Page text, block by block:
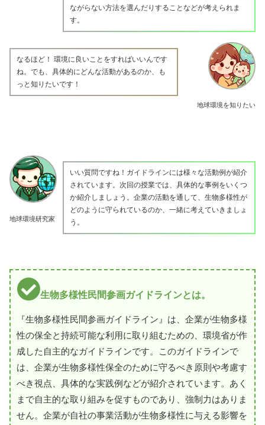
ながらない方法を選んだりすることなどが考えられま
す。
地球環境を知りたい
なるほど！ 環境に良いことをすればいいんです
ね。でも、具体的にどんな活動があるのか、も
っと知りたいです！
地球環境研究家
いい質問ですね！ガイドラインには様々な活動例が紹介
されています。次回の授業では、具体的な事例をいくつ
か紹介しましょう。企業の活動を通して、生物多様性が
どのように守られているのか、一緒に考えていきましょ
う。
生物多様性民間参画ガイドラインとは。
『生物多様性民間参画ガイドライン』は、企業が生物多様
性の保全と持続可能な利用に取り組むための、環境省が作
成した自主的なガイドラインです。このガイドラインで
は、企業が生物多様性保全のために守るべき原則や考慮す
べき視点、具体的な実践例などが紹介されています。あく
まで自主的な取り組みを促すものであり、強制力はありま
せん。企業が自社の事業活動が生物多様性に与える影響を